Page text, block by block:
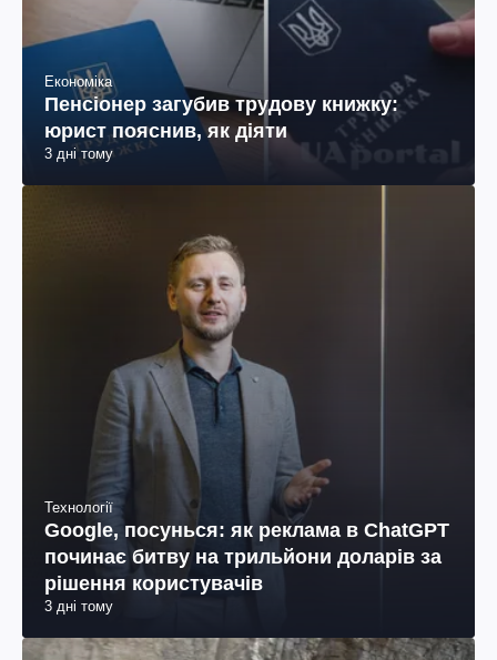
Економіка
Пенсіонер загубив трудову книжку:
юрист пояснив, як діяти
3 дні тому
Технології
Google, посунься: як реклама в ChatGPT
починає битву на трильйони доларів за
рішення користувачів
3 дні тому